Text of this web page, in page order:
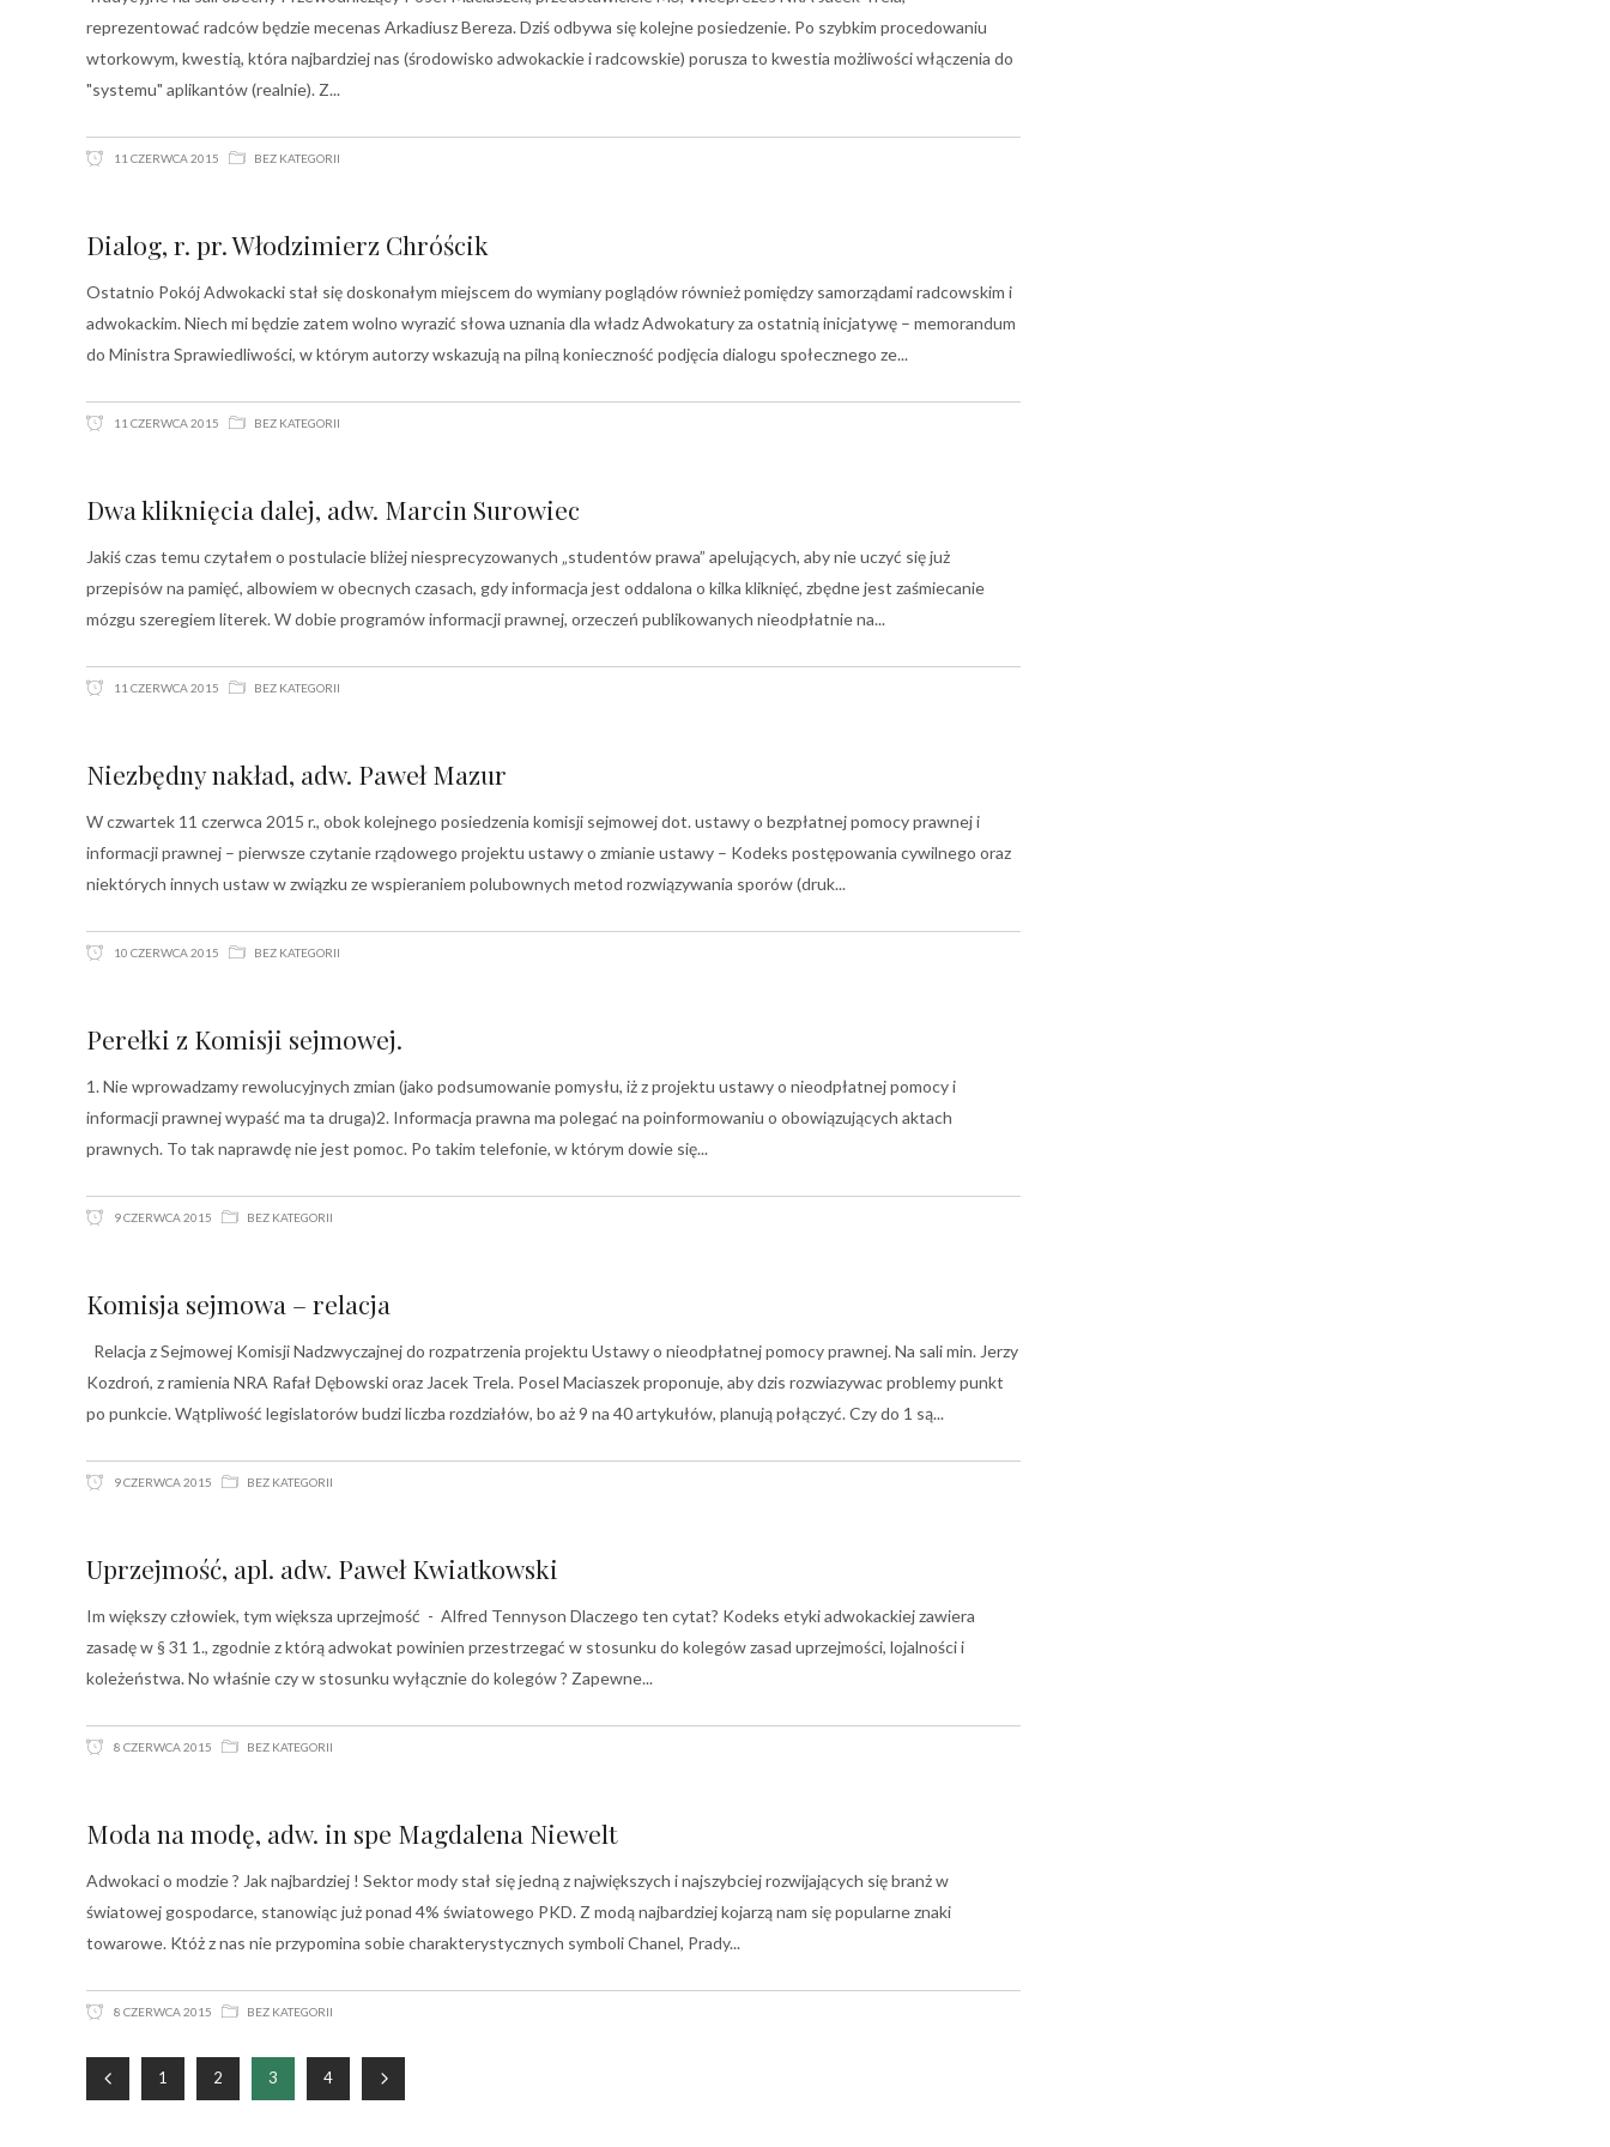
reprezentować radców będzie mecenas Arkadiusz Bereza. Dziś odbywa się kolejne posiedzenie. Po szybkim procedowaniu
wtorkowym, kwestią, która najbardziej nas (środowisko adwokackie i radcowskie) porusza to kwestia możliwości włączenia do
"systemu" aplikantów (realnie). Z
11 CZERWCA 2015 BEZ KATEGORII
Dialog, r. pr. Włodzimierz Chróścik
Ostatnio Pokój Adwokacki stał się doskonałym miejscem do wymiany poglądów również pomiędzy samorządami radcowskim i
adwokackim. Niech mi będzie zatem wolno wyrazić słowa uznania dla władz Adwokatury za ostatnią inicjatywę – memorandum
do Ministra Sprawiedliwości, w którym autorzy wskazują na pilną konieczność podjęcia dialogu społecznego ze
11 CZERWCA 2015 BEZ KATEGORII
Dwa kliknięcia dalej, adw. Marcin Surowiec
Jakiś czas temu czytałem o postulacie bliżej niesprecyzowanych „studentów prawa” apelujących, aby nie uczyć się już
przepisów na pamięć, albowiem w obecnych czasach, gdy informacja jest oddalona o kilka kliknięć, zbędne jest zaśmiecanie
mózgu szeregiem literek. W dobie programów informacji prawnej, orzeczeń publikowanych nieodpłatnie na
11 CZERWCA 2015 BEZ KATEGORII
Niezbędny nakład, adw. Paweł Mazur
W czwartek 11 czerwca 2015 r., obok kolejnego posiedzenia komisji sejmowej dot. ustawy o bezpłatnej pomocy prawnej i
informacji prawnej – pierwsze czytanie rządowego projektu ustawy o zmianie ustawy – Kodeks postępowania cywilnego oraz
niektórych innych ustaw w związku ze wspieraniem polubownych metod rozwiązywania sporów (druk
10 CZERWCA 2015 BEZ KATEGORII
Perełki z Komisji sejmowej.
1. Nie wprowadzamy rewolucyjnych zmian (jako podsumowanie pomysłu, iż z projektu ustawy o nieodpłatnej pomocy i
informacji prawnej wypaść ma ta druga)2. Informacja prawna ma polegać na poinformowaniu o obowiązujących aktach
prawnych. To tak naprawdę nie jest pomoc. Po takim telefonie, w którym dowie się
9 CZERWCA 2015 BEZ KATEGORII
Komisja sejmowa – relacja
Relacja z Sejmowej Komisji Nadzwyczajnej do rozpatrzenia projektu Ustawy o nieodpłatnej pomocy prawnej. Na sali min. Jerzy
Kozdroń, z ramienia NRA Rafał Dębowski oraz Jacek Trela. Posel Maciaszek proponuje, aby dzis rozwiazywac problemy punkt
po punkcie. Wątpliwość legislatorów budzi liczba rozdziałów, bo aż 9 na 40 artykułów, planują połączyć. Czy do 1 są
9 CZERWCA 2015 BEZ KATEGORII
Uprzejmość, apl. adw. Paweł Kwiatkowski
Im większy człowiek, tym większa uprzejmość - Alfred Tennyson Dlaczego ten cytat? Kodeks etyki adwokackiej zawiera
zasadę w § 31 1., zgodnie z którą adwokat powinien przestrzegać w stosunku do kolegów zasad uprzejmości, lojalności i
koleżeństwa. No właśnie czy w stosunku wyłącznie do kolegów ? Zapewne
8 CZERWCA 2015 BEZ KATEGORII
Moda na modę, adw. in spe Magdalena Niewelt
Adwokaci o modzie ? Jak najbardziej ! Sektor mody stał się jedną z największych i najszybciej rozwijających się branż w
światowej gospodarce, stanowiąc już ponad 4% światowego PKD. Z modą najbardziej kojarzą nam się popularne znaki
towarowe. Któż z nas nie przypomina sobie charakterystycznych symboli Chanel, Prady
8 CZERWCA 2015 BEZ KATEGORII
1 2 3 4